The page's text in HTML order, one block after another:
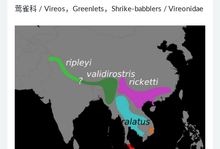
莺雀科 / Vireos，Greenlets，Shrike-babblers / Vireonidae